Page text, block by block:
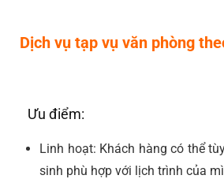
Dịch vụ tạp vụ văn phòng
Ưu điểm:
Linh hoạt: Khách hàng có thể
sinh phù hợp với lịch trình của